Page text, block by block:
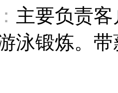
主要负责
泳锻炼。